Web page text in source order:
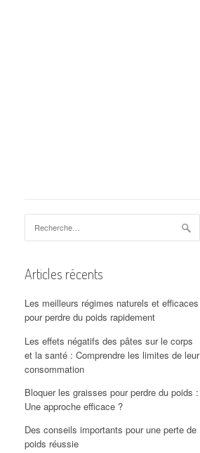
Articles récents
Les meilleurs régimes naturels et efficaces
pour perdre du poids rapidement
Les effets négatifs des pâtes sur le corps
et la santé : Comprendre les limites de leur
consommation
Bloquer les graisses pour perdre du poids :
Une approche efficace ?
Des conseils importants pour une perte de
poids réussie